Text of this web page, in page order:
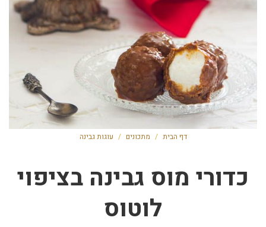
דף הבית / מתכונים / עוגות גבינה
כדורי מוס גבינה בציפוי
לוטוס